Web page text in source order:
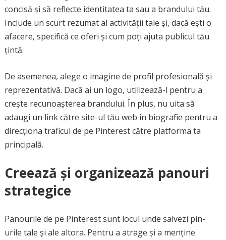
concisă și să reflecte identitatea ta sau a brandului tău.
Include un scurt rezumat al activității tale și, dacă ești o
afacere, specifică ce oferi și cum poți ajuta publicul tău
țintă.
De asemenea, alege o imagine de profil profesională și
reprezentativă. Dacă ai un logo, utilizează-l pentru a
crește recunoașterea brandului. În plus, nu uita să
adaugi un link către site-ul tău web în biografie pentru a
direcționa traficul de pe Pinterest către platforma ta
principală.
Creează și organizează panouri
strategice
Panourile de pe Pinterest sunt locul unde salvezi pin-
urile tale și ale altora. Pentru a atrage și a menține